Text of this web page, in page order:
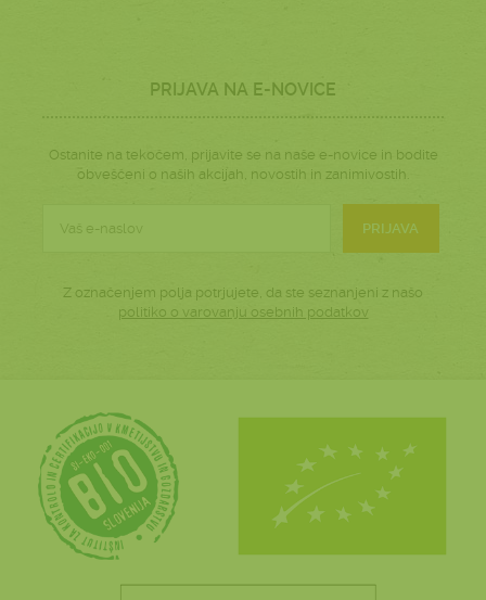
PRIJAVA NA E-NOVICE
Ostanite na tekočem, prijavite se na naše e-novice in bodite
obveščeni o naših akcijah, novostih in zanimivostih.
PRIJAVA
Z označenjem polja potrjujete, da ste seznanjeni z našo
politiko o varovanju osebnih podatkov